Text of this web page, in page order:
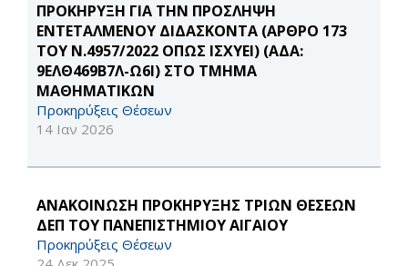
ΠΡΟΚΗΡΥΞΗ ΓΙΑ ΤΗΝ ΠΡΟΣΛΗΨΗ
ΕΝΤΕΤΑΛΜΕΝΟΥ ΔΙΔΑΣΚΟΝΤΑ (ΑΡΘΡΟ 173
ΤΟΥ Ν.4957/2022 ΟΠΩΣ ΙΣΧΥΕΙ) (ΑΔΑ:
9ΕΛΘ469Β7Λ-Ω6Ι) ΣΤΟ ΤΜΗΜΑ
ΜΑΘΗΜΑΤΙΚΩΝ
Προκηρύξεις Θέσεων
14 Ιαν 2026
ΑΝΑΚΟΙΝΩΣΗ ΠΡΟΚΗΡΥΞΗΣ ΤΡΙΩΝ ΘΕΣΕΩΝ
ΔΕΠ ΤΟΥ ΠΑΝΕΠΙΣΤΗΜΙΟΥ ΑΙΓΑΙΟΥ
Προκηρύξεις Θέσεων